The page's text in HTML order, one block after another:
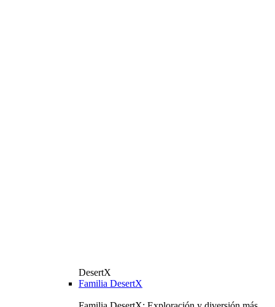
DesertX
Familia DesertX